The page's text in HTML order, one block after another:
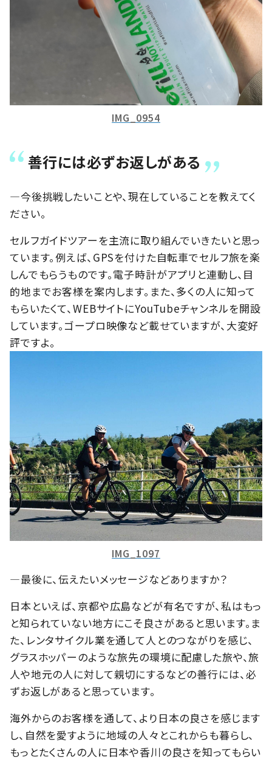
IMG_0954
善行には必ずお返しがある
―今後挑戦したいことや、現在していることを教えてく
ださい。
セルフガイドツアーを主流に取り組んでいきたいと思っ
ています。例えば、GPSを付けた自転車でセルフ旅を楽
しんでもらうものです。電子時計がアプリと連動し、目
的地までお客様を案内します。また、多くの人に知って
もらいたくて、WEBサイトにYouTubeチャンネルを開設
しています。ゴープロ映像など載せていますが、大変好
評ですよ。
IMG_1097
―最後に、伝えたいメッセージなどありますか？
日本といえば、京都や広島などが有名ですが、私はもっ
と知られていない地方にこそ良さがあると思います。ま
た、レンタサイクル業を通して人とのつながりを感じ、
グラスホッパーのような旅先の環境に配慮した旅や、旅
人や地元の人に対して親切にするなどの善行には、必
ずお返しがあると思っています。
海外からのお客様を通して、より日本の良さを感じます
し、自然を愛すように地域の人々とこれからも暮らし、
もっとたくさんの人に日本や香川の良さを知ってもらい